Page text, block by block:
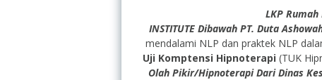
LKP
INSTITUTE Dibawah PT. Duta
mendalami NLP dan praktek NLP
Uji Komptensi Hipnoterapi (TUK
Olah Pikir/Hipnoterapi Dari Dinas